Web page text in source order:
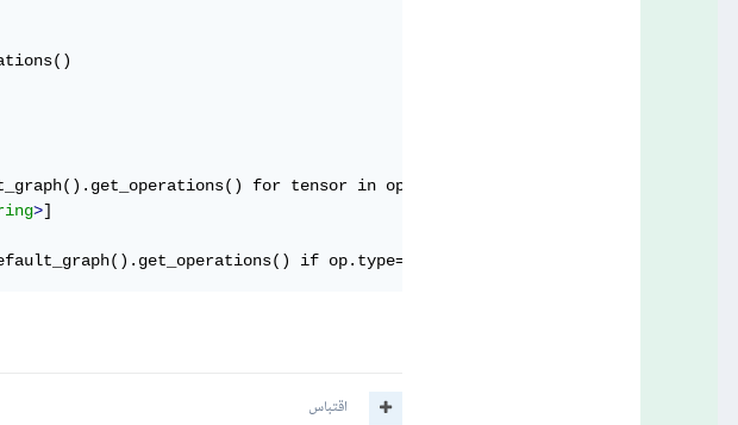
for tensor in op.values()]
>]
if op.type=='Placeholder' for placeholder in
اقتباس